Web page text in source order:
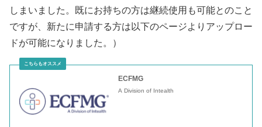
しまいました。既にお持ちの方は継続使用も可能とのこと
ですが、新たに申請する方は以下のページよりアップロー
ドが可能になりました。）
ECFMG
A Division of Intealth